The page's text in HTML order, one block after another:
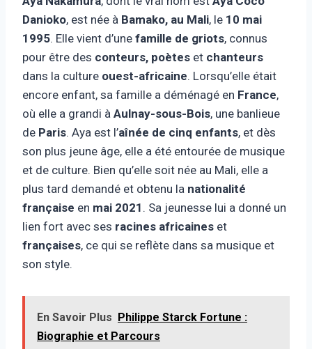
Danioko, est née à Bamako, au Mali, le 10 mai
1995. Elle vient d’une famille de griots, connus
pour être des conteurs, poètes et chanteurs
dans la culture ouest-africaine. Lorsqu’elle était
encore enfant, sa famille a déménagé en France,
où elle a grandi à Aulnay-sous-Bois, une banlieue
de Paris. Aya est l’aînée de cinq enfants, et dès
son plus jeune âge, elle a été entourée de musique
et de culture. Bien qu’elle soit née au Mali, elle a
plus tard demandé et obtenu la nationalité
française en mai 2021 . Sa jeunesse lui a donné un
lien fort avec ses racines africaines et
françaises, ce qui se reflète dans sa musique et
son style.
En Savoir Plus Philippe Starck Fortune :
Biographie et Parcours